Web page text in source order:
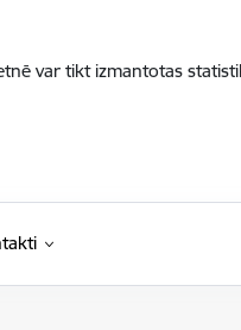
var tikt izmantotas